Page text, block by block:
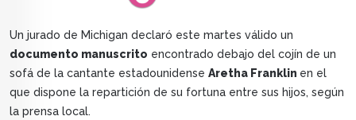
Un jurado de Michigan declaró este martes válido un
documento manuscrito encontrado debajo del cojín de un
sofá de la cantante estadounidense Aretha Franklin en el
que dispone la repartición de su fortuna entre sus hijos, según
la prensa local.